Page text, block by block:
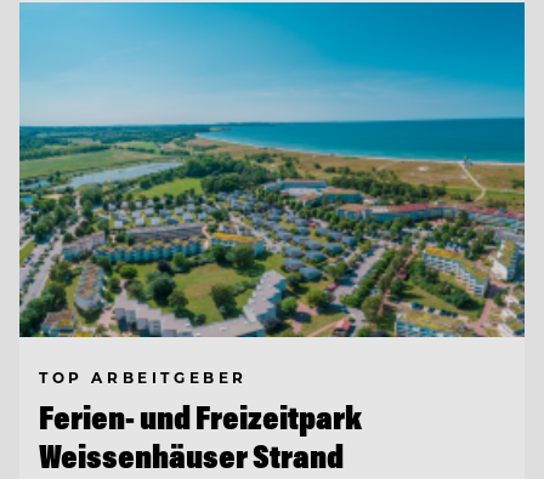
TOP ARBEITGEBER
Ferien- und Freizeitpark
Weissenhäuser Strand